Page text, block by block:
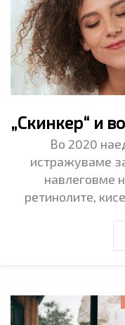
„Скинкер“ и
Во 2020
истражуваме
навлеговме
ретинолите,